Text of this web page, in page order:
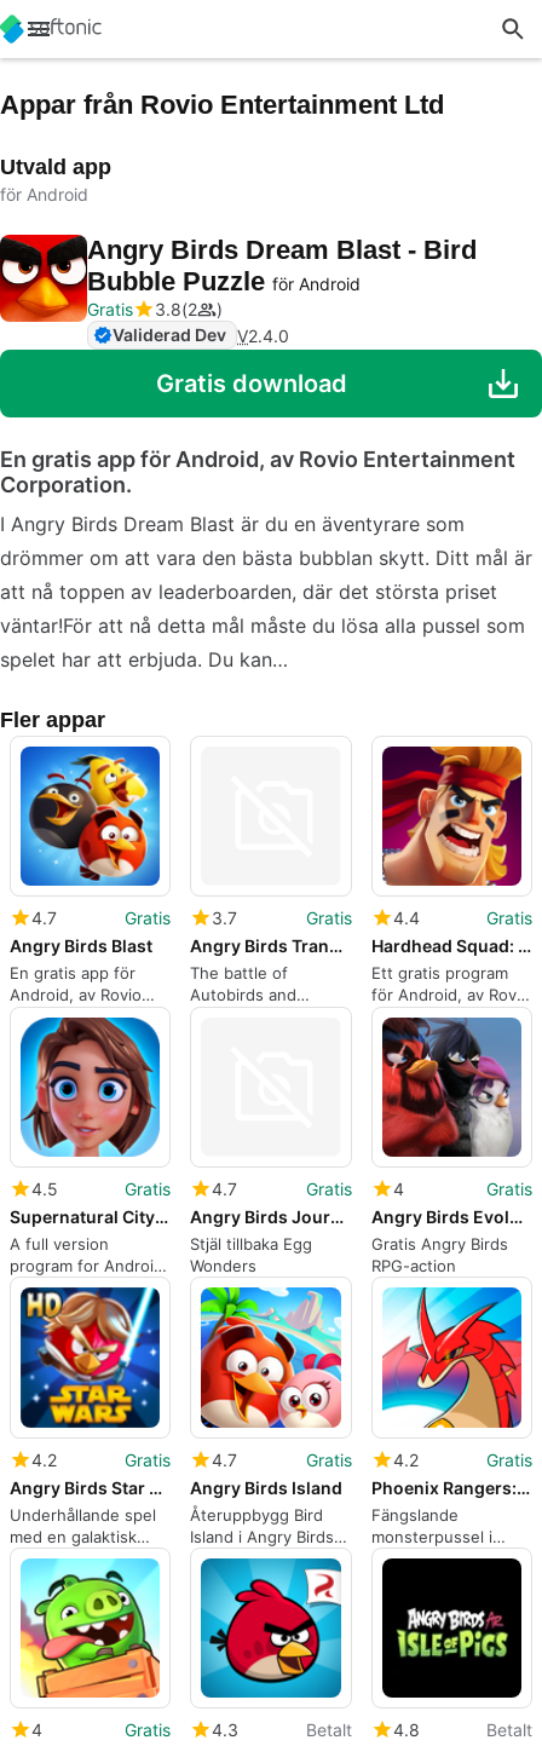
Appar från Rovio Entertainment Ltd
Utvald app
för Android
Angry Birds Dream Blast - Bird
Bubble Puzzle för Android
Gratis
3.8 2
Validerad Dev V2.4.0
Gratis download
En gratis app för Android, av Rovio Entertainment
Corporation.
I Angry Birds Dream Blast är du en äventyrare som
drömmer om att vara den bästa bubblan skytt. Ditt mål är
att nå toppen av leaderboarden, där det största priset
väntar!För att nå detta mål måste du lösa alla pussel som
spelet har att erbjuda. Du kan…
Fler appar
4.7
Gratis
Angry Birds Blast
En gratis app för
Android, av Rovio
Entertainment Ltd.
3.7
Gratis
Angry Birds Transformers
The battle of
Autobirds and
Deceptihogs
4.4
Gratis
Hardhead Squad: MMO War
Ett gratis program
för Android, av Rovio
Entertainment
Corporation.
4.5
Gratis
Supernatural City: Match 3
A full version
program for Android,
by Rovio
Entertainment
Corporation.
4.7
Gratis
Angry Birds Journey
Stjäl tillbaka Egg
Wonders
4
Gratis
Angry Birds Evolution
Gratis Angry Birds
RPG-action
4.2
Gratis
Angry Birds Star Wars HD
Underhållande spel
med en galaktisk
twist
4.7
Gratis
Angry Birds Island
Återuppbygg Bird
Island i Angry Birds
Island
4.2
Gratis
Phoenix Rangers: Puzzle RPG
Fängslande
monsterpussel i
Phoenix Rangers
4
Gratis
4.3
Betalt
4.8
Betalt